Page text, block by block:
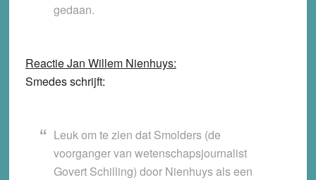
gedaan.
Reactie Jan Willem Nienhuys:
Smedes schrijft:
Leuk om te zien dat Smolders (de
voorganger van wetenschapsjournalist
Govert Schilling) door Nienhuys als een